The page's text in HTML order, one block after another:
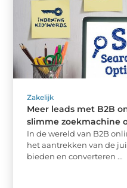
Zakelijk
Meer leads met B2B
slimme zoekmachine
In de wereld van B2B
het aantrekken van de
bieden en converteren ...